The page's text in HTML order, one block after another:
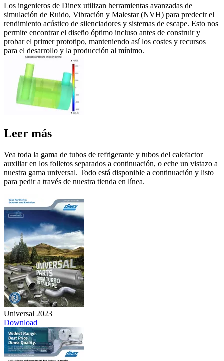
Los ingenieros de Dinex utilizan herramientas avanzadas de
simulación de Ruido, Vibración y Malestar (NVH) para predecir el
rendimiento acústico de silenciadores y sistemas de escape. Esto nos
permite encontrar el diseño óptimo incluso antes de construir y
probar el primer prototipo, manteniendo así los costes y recursos
para el desarrollo y la producción al mínimo.
Leer más
Vea toda la gama de tubos de refrigerante y tubos del calefactor
auxiliar en los folletos separados a continuación, o eche un vistazo a
nuestra gama universal. Todo está disponible a continuación y listo
para pedir a través de nuestra tienda en línea.
Universal 2023
Download